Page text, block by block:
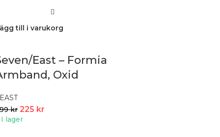
till i varukorg
East – Formia
Oxid
kr 225 kr
I lager